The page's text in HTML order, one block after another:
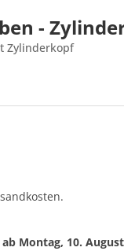
-
Zylinderkopf
Montag, 10. August